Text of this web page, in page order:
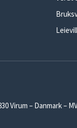
Virum – Danmark –